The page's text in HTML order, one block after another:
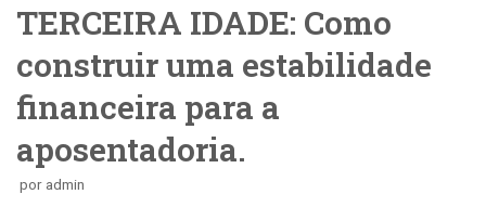
TERCEIRA IDADE: Como
construir uma estabilidade
financeira para a
aposentadoria.
por admin